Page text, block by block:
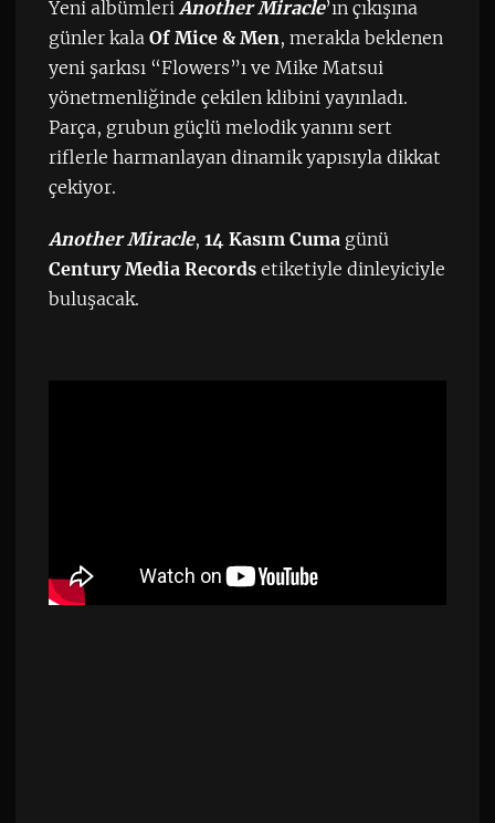
Yeni albümleriAnother Miracle’ın çıkışına
günler kala Of Mice & Men, merakla beklenen
yeni şarkısı “Flowers”ı ve Mike Matsui
yönetmenliğinde çekilen klibini yayınladı.
Parça, grubun güçlü melodik yanını sert
riflerle harmanlayan dinamik yapısıyla dikkat
çekiyor.
Another Miracle, 14 Kasım Cumagünü
Century Media Recordsetiketiyle dinleyiciyle
buluşacak.